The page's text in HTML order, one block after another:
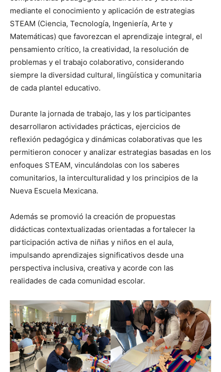
mediante el conocimiento y aplicación de estrategias
STEAM (Ciencia, Tecnología, Ingeniería, Arte y
Matemáticas) que favorezcan el aprendizaje integral, el
pensamiento crítico, la creatividad, la resolución de
problemas y el trabajo colaborativo, considerando
siempre la diversidad cultural, lingüística y comunitaria
de cada plantel educativo.
Durante la jornada de trabajo, las y los participantes
desarrollaron actividades prácticas, ejercicios de
reflexión pedagógica y dinámicas colaborativas que les
permitieron conocer y analizar estrategias basadas en los
enfoques STEAM, vinculándolas con los saberes
comunitarios, la interculturalidad y los principios de la
Nueva Escuela Mexicana.
Además se promovió la creación de propuestas
didácticas contextualizadas orientadas a fortalecer la
participación activa de niñas y niños en el aula,
impulsando aprendizajes significativos desde una
perspectiva inclusiva, creativa y acorde con las
realidades de cada comunidad escolar.